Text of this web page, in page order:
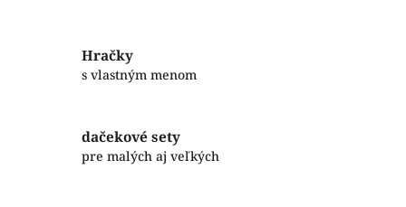
Hračky
s vlastným menom
dačekové sety
pre malých aj veľkých